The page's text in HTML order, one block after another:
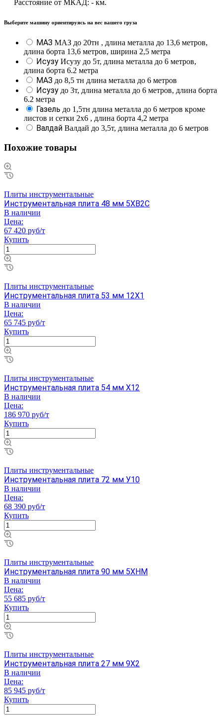
Расстояние от МКАД: - км.
Выберите машину ориентируясь на вес вашего груза
МАЗ МАЗ до 20тн , длина металла до 13,6 метров,
длина борта 13,6 метров, ширина 2,5 метра
Исузу Исузу до 5т, длина металла до 6 метров,
длина борта 6.2 метра
МАЗ до 8,5 тн длина металла до 6 метров
Исузу до 3т, длина металла до 6 метров, длина борта
6.2 метра
Газель до 1,5тн длина металла до 6 метров кроме
листов и сетки 2х6 , длина борта 4,2 метра
Валдай Валдай до 3,5т, длина металла до 6 метров
Похожие товары
Плиты инструментальные
Инструментальная плита 48 мм 5ХВ2С
В наличии
Цена:
67 420 руб/т
Купить
Плиты инструментальные
Инструментальная плита 53 мм 12Х1
В наличии
Цена:
65 745 руб/т
Купить
Плиты инструментальные
Инструментальная плита 54 мм Х12
В наличии
Цена:
186 970 руб/т
Купить
Плиты инструментальные
Инструментальная плита 72 мм У10
В наличии
Цена:
68 390 руб/т
Купить
Плиты инструментальные
Инструментальная плита 90 мм 5ХНМ
В наличии
Цена:
55 685 руб/т
Купить
Плиты инструментальные
Инструментальная плита 27 мм 9Х2
В наличии
Цена:
85 945 руб/т
Купить